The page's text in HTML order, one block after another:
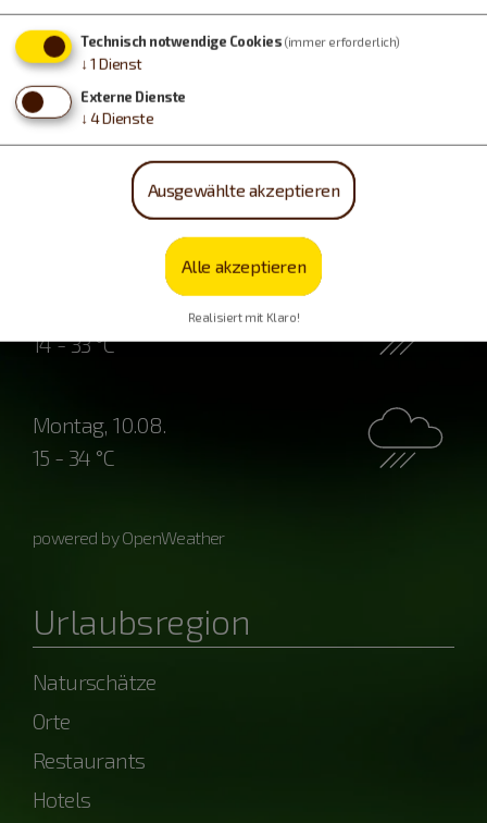
14 - 33 °C
Montag, 10.08.
15 - 34 °C
powered by OpenWeather
Urlaubsregion
Naturschätze
Orte
Restaurants
Hotels
Technisch notwendige Cookies (immer erforderlich)
↓ 1 Dienst
Externe Dienste
↓ 4Dienste
Ausgewählte akzeptieren
Alle akzeptieren
Realisiert mit Klaro!